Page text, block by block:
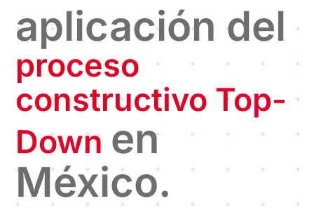
aplicación del
proceso
constructivo Top-
Down en
México.